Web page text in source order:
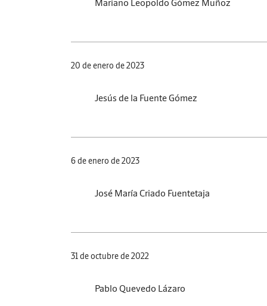
20 de enero de 2023
Jesús de la Fuente Gómez
6 de enero de 2023
José María Criado Fuentetaja
31 de octubre de 2022
Pablo Quevedo Lázaro